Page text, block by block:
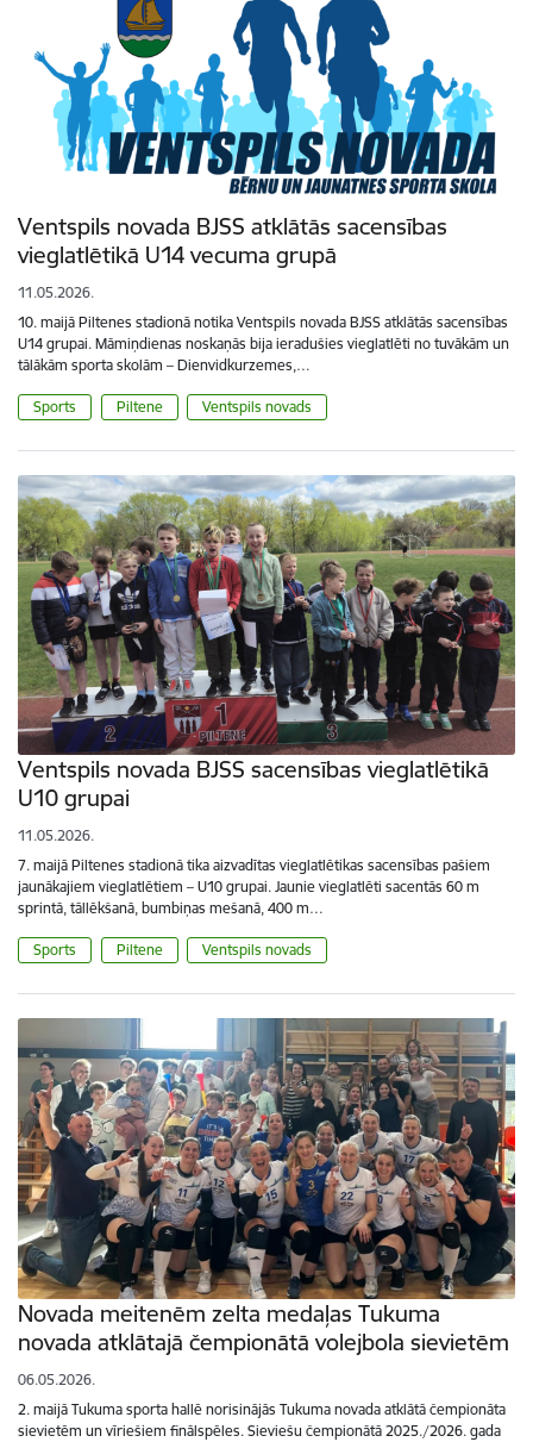
Ventspils novada BJSS atklātās sacensības
vieglatlētikā U14 vecuma grupā
11.05.2026.
10. maijā Piltenes stadionā notika Ventspils novada BJSS atklātās sacensības
U14 grupai. Māmiņdienas noskaņās bija ieradušies vieglatlēti no tuvākām un
tālākām sporta skolām – Dienvidkurzemes,…
Sports Piltene Ventspils novads
Ventspils novada BJSS sacensības vieglatlētikā
U10 grupai
11.05.2026.
7. maijā Piltenes stadionā tika aizvadītas vieglatlētikas sacensības pašiem
jaunākajiem vieglatlētiem – U10 grupai. Jaunie vieglatlēti sacentās 60 m
sprintā, tāllēkšanā, bumbiņas mešanā, 400 m…
Sports Piltene Ventspils novads
Novada meitenēm zelta medaļas Tukuma
novada atklātajā čempionātā volejbola sievietēm
06.05.2026.
2. maijā Tukuma sporta hallē norisinājās Tukuma novada atklātā čempionāta
sievietēm un vīriešiem finālspēles. Sieviešu čempionātā 2025./2026. gada